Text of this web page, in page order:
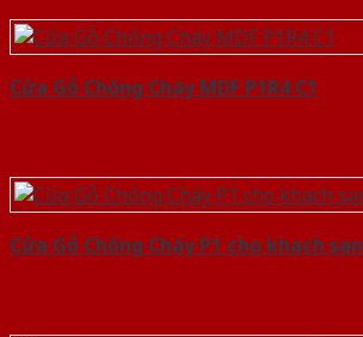
Cửa Gỗ Chống Cháy MDF P1R4 C1
Cửa Gỗ Chống Cháy P1 cho khach san